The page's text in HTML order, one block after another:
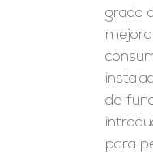
grado
de
para